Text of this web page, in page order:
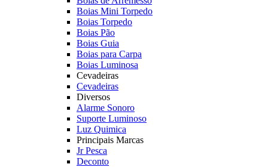
Boias Mini Torpedo
Boias Torpedo
Boias Pão
Boias Guia
Boias para Carpa
Boias Luminosa
Cevadeiras
Cevadeiras
Diversos
Alarme Sonoro
Suporte Luminoso
Luz Quimica
Principais Marcas
Jr Pesca
Deconto